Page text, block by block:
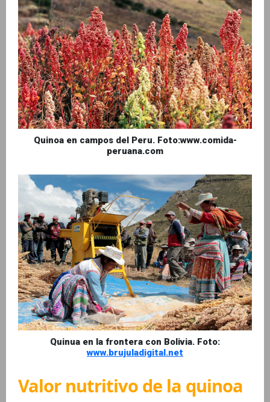
Quinoa en campos del Peru. Foto:www.comida-
peruana.com
Quinua en la frontera con Bolivia. Foto:
www.brujuladigital.net
Valor nutritivo de la quinoa